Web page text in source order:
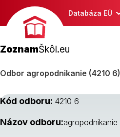
Databáza EÚ
ZoznamŠkôl.eu
Odbor agropodnikanie (4210 6)
Kód odboru: 4210 6
Názov odboru:agropodnikanie